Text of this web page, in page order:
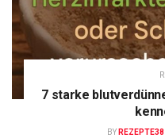
7 starke
BY REZEPTE38